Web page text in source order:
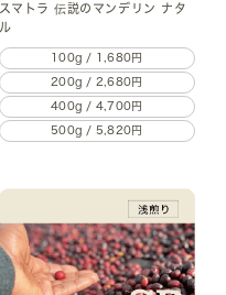
スマトラ 伝説のマンデリン ナタ
ル
100g / 1,680円
200g / 2,680円
400g / 4,700円
500g / 5,820円